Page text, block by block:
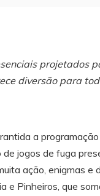
projetados
diversão para
a
jogos de fuga
ação, enigmas
e Pinheiros, que